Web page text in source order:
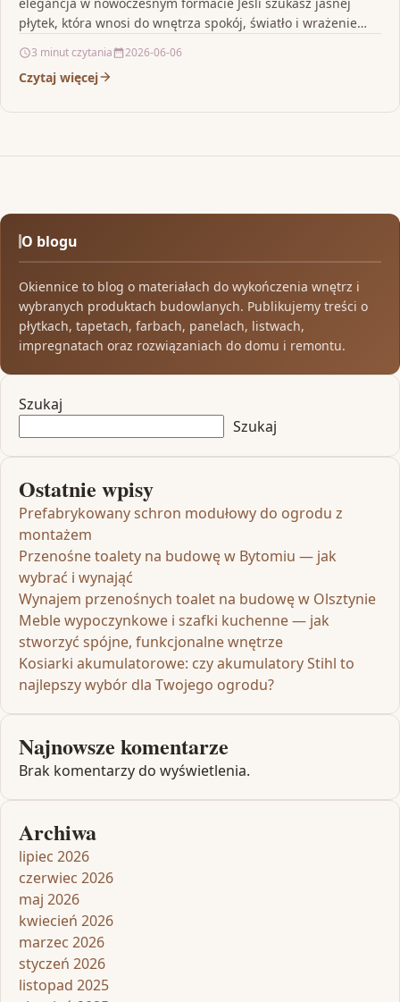
płytek, która wnosi do wnętrza spokój, światło i wrażenie…
3 minut czytania 2026-06-06
Czytaj więcej
O blogu
Okiennice to blog o materiałach do wykończenia wnętrz i
wybranych produktach budowlanych. Publikujemy treści o
płytkach, tapetach, farbach, panelach, listwach,
impregnatach oraz rozwiązaniach do domu i remontu.
Szukaj
Szukaj
Ostatnie wpisy
Prefabrykowany schron modułowy do ogrodu z
montażem
Przenośne toalety na budowę w Bytomiu — jak
wybrać i wynająć
Wynajem przenośnych toalet na budowę w Olsztynie
Meble wypoczynkowe i szafki kuchenne — jak
stworzyć spójne, funkcjonalne wnętrze
Kosiarki akumulatorowe: czy akumulatory Stihl to
najlepszy wybór dla Twojego ogrodu?
Najnowsze komentarze
Brak komentarzy do wyświetlenia.
Archiwa
lipiec 2026
czerwiec 2026
maj 2026
kwiecień 2026
marzec 2026
styczeń 2026
listopad 2025